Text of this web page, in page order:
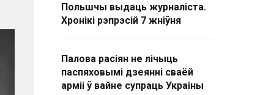
Польшчы выдаць журналіста.
Хронікі рэпрэсій 7 жніўня
Палова расіян не лічыць
паспяховымі дзеянні сваёй
арміі ў вайне супраць Украіны